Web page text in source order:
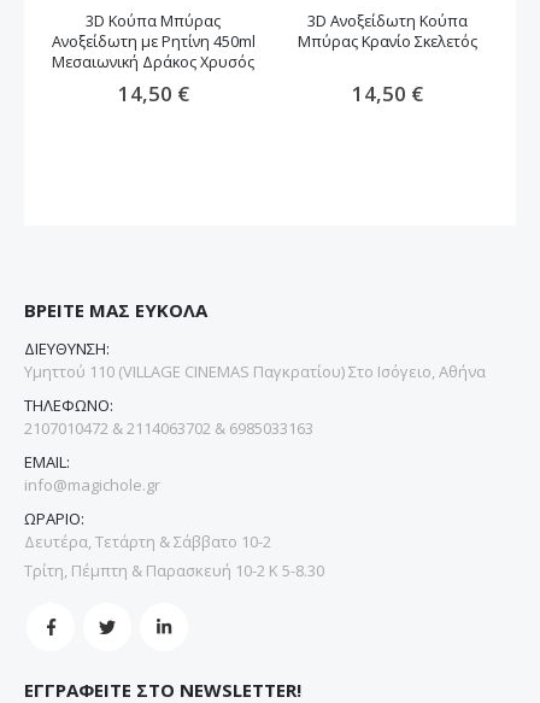
3D Κούπα Μπύρας
Ανοξείδωτη με Ρητίνη 450ml
Μεσαιωνική Δράκος Xρυσός
14,50 €
3D Ανοξείδωτη Κούπα
Μπύρας Κρανίο Σκελετός
14,50 €
ΒΡΕΙΤΕ ΜΑΣ ΕΥΚΟΛΑ
ΔΙΕΥΘΥΝΣΗ:
Υμηττού 110 (VILLAGE CINEMAS Παγκρατίου) Στο Ισόγειο, Αθήνα
ΤΗΛΕΦΩΝΟ:
2107010472 & 2114063702 & 6985033163
EMAIL:
info@magichole.gr
ΩΡΑΡΙΟ:
Δευτέρα, Τετάρτη & Σάββατο 10-2
Τρίτη, Πέμπτη & Παρασκευή 10-2 Κ 5-8.30
ΕΓΓΡΑΦΕΙΤΕ ΣΤΟ NEWSLETTER!